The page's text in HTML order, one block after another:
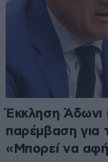
Έκκληση Άδωνι
παρέμβαση
«Μπορεί να